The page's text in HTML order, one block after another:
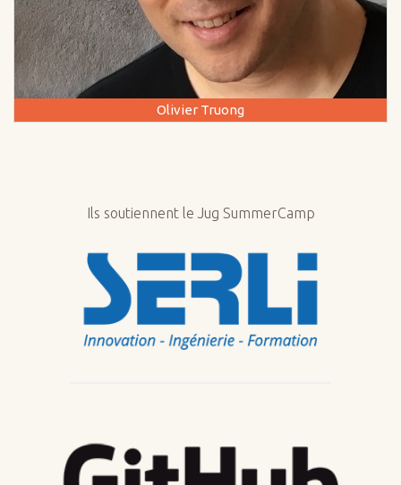
Olivier Truong
Ils soutiennent le Jug SummerCamp